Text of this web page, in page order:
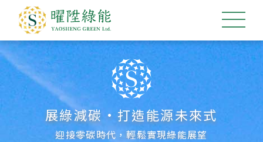
展綠減碳·打造能源未來式
迎接零碳時代，輕鬆實現綠能展望
永續能源·終身售後服務
攜手共好，為下代創造美好未來